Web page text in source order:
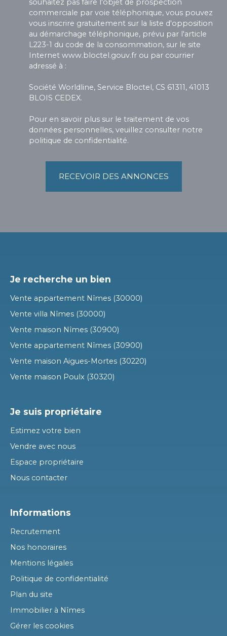
commerciale par voie téléphonique, vous pouvez
vous inscrire gratuitement sur la liste d'opposition
au démarchage téléphonique, prévu par l'article
L223-1 du code de la consommation, sur le site
Internet www.bloctel.gouv.fr ou par courrier
adressé à :
Société Worldline, Service Bloctel, CS 61311, 41013
BLOIS CEDEX.
Pour en savoir plus sur le traitement de vos
données personnelles, veuillez consulter notre
politique de confidentialité.
RECEVOIR DES ANNONCES
Je recherche un bien
Vente appartement Nîmes (30000)
Vente villa Nîmes (30000)
Vente maison Nîmes (30900)
Vente appartement Nîmes (30900)
Vente maison Aigues-Mortes (30220)
Vente maison Poulx (30320)
Je suis propriétaire
Estimez votre bien
Vendre avec nous
Espace propriétaire
Nous contacter
Informations
Recrutement
Nos honoraires
Mentions légales
Politique de confidentialité
Plan du site
Immobilier à Nîmes
Gérer les cookies